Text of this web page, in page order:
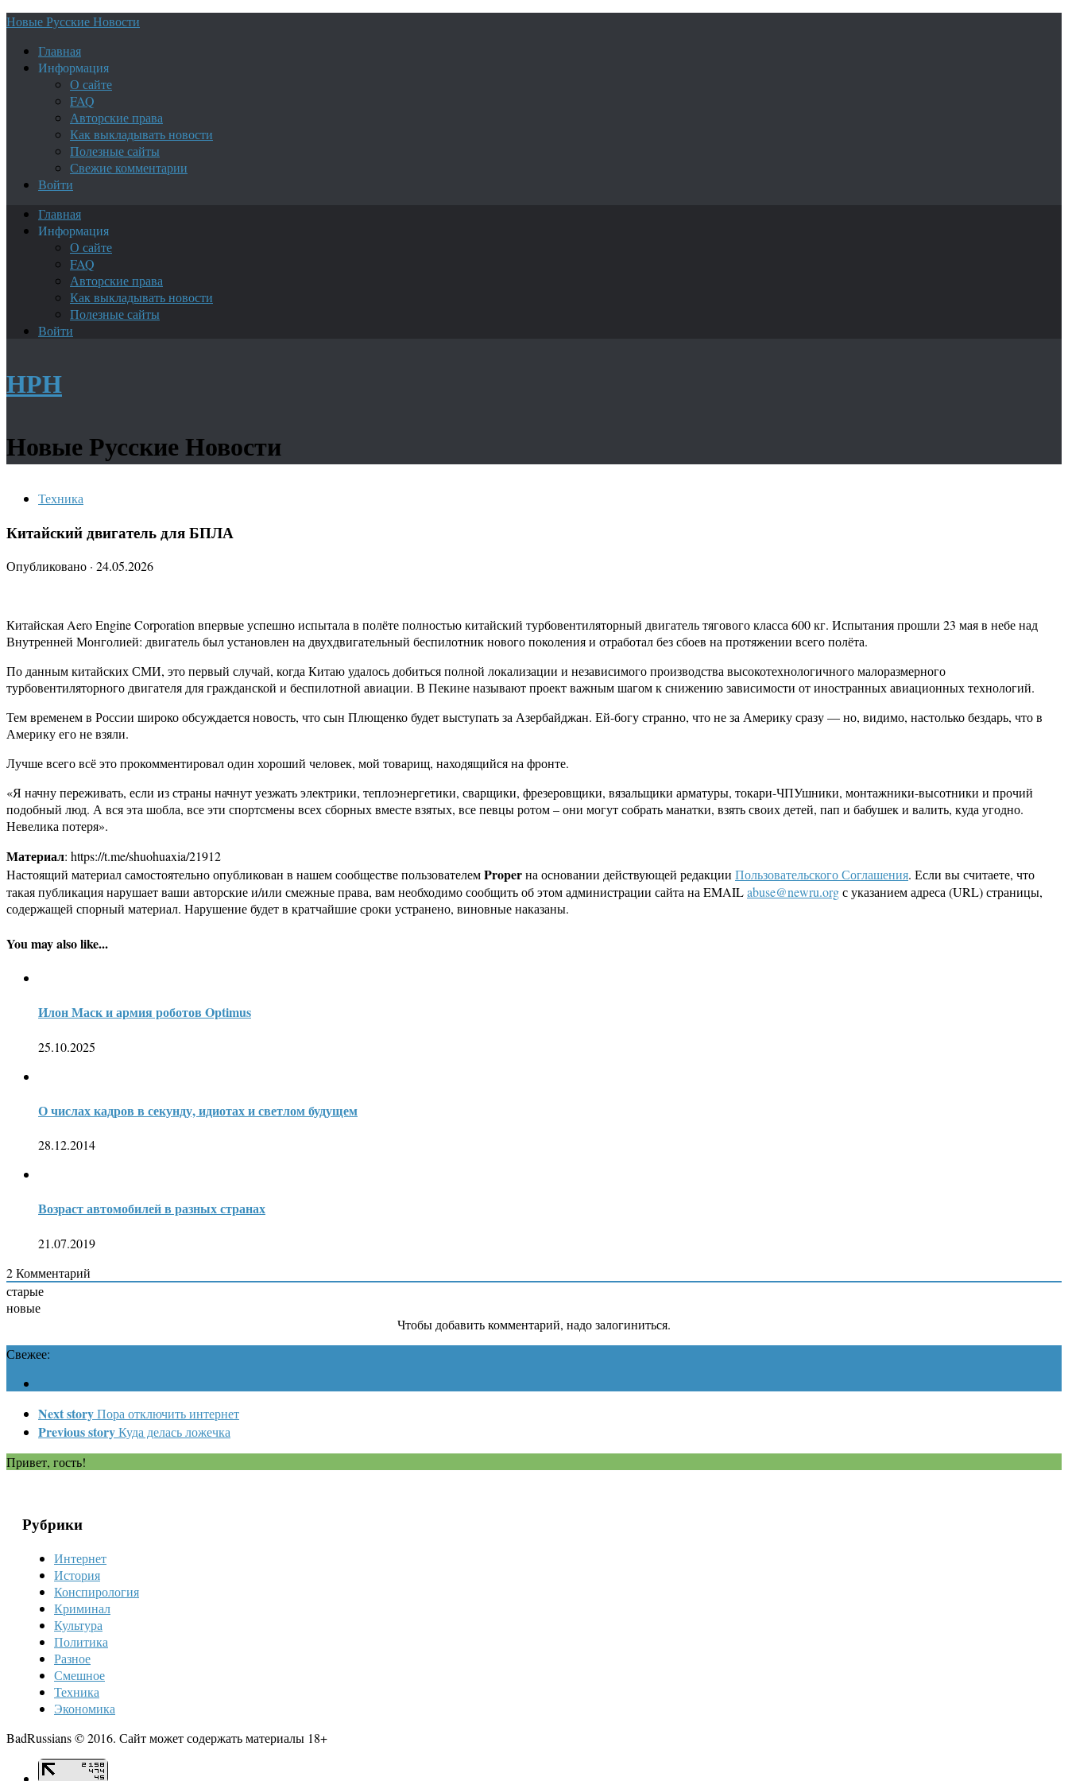
Новые Русские Новости
Главная
Информация
О сайте
FAQ
Авторские права
Как выкладывать новости
Полезные сайты
Свежие комментарии
Войти
Главная
Информация
О сайте
FAQ
Авторские права
Как выкладывать новости
Полезные сайты
Войти
НРН
Новые Русские Новости
Техника
Китайский двигатель для БПЛА
Опубликовано · 24.05.2026
Китайская Aero Engine Corporation впервые успешно испытала в полёте полностью китайский турбовентиляторный двигатель тягового класса 600 кг. Испытания прошли 23 мая в небе над
Внутренней Монголией: двигатель был установлен на двухдвигательный беспилотник нового поколения и отработал без сбоев на протяжении всего полёта.
По данным китайских СМИ, это первый случай, когда Китаю удалось добиться полной локализации и независимого производства высокотехнологичного малоразмерного
турбовентиляторного двигателя для гражданской и беспилотной авиации. В Пекине называют проект важным шагом к снижению зависимости от иностранных авиационных технологий.
Тем временем в России широко обсуждается новость, что сын Плющенко будет выступать за Азербайджан. Ей-богу странно, что не за Америку сразу — но, видимо, настолько бездарь, что в
Америку его не взяли.
Лучше всего всё это прокомментировал один хороший человек, мой товарищ, находящийся на фронте.
«Я начну переживать, если из страны начнут уезжать электрики, теплоэнергетики, сварщики, фрезеровщики, вязальщики арматуры, токари-ЧПУшники, монтажники-высотники и прочий
подобный люд. А вся эта шобла, все эти спортсмены всех сборных вместе взятых, все певцы ротом – они могут собрать манатки, взять своих детей, пап и бабушек и валить, куда угодно.
Невелика потеря».
Материал: https://t.me/shuohuaxia/21912
Настоящий материал самостоятельно опубликован в нашем сообществе пользователемProperна основании действующей редакции Пользовательского Соглашения. Если вы считаете, что
такая публикация нарушает ваши авторские и/или смежные права, вам необходимо сообщить об этом администрации сайта на EMAILabuse@newru.orgс указанием адреса (URL) страницы,
содержащей спорный материал. Нарушение будет в кратчайшие сроки устранено, виновные наказаны.
You may also like...
Илон Маск и армия роботов Optimus
25.10.2025
О числах кадров в секунду, идиотах и светлом будущем
28.12.2014
Возраст автомобилей в разных странах
21.07.2019
2Комментарий
старые
новые
Чтобы добавить комментарий, надо залогиниться.
Свежее:
Next storyПора отключить интернет
Previous storyКуда делась ложечка
Привет, гость!
Рубрики
Интернет
История
Конспирология
Криминал
Культура
Политика
Разное
Смешное
Техника
Экономика
BadRussians © 2016. Сайт может содержать материалы 18+